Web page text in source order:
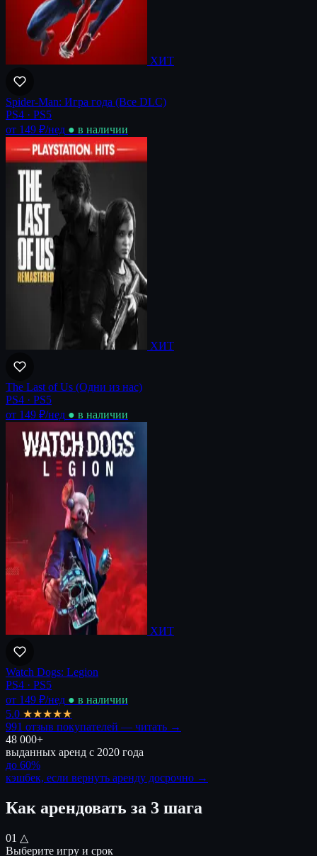
ХИТ
Spider-Man: Игра года (Все DLC)
PS4 · PS5
от 149 ₽/нед ● в наличии
ХИТ
The Last of Us (Одни из нас)
PS4 · PS5
от 149 ₽/нед ● в наличии
ХИТ
Watch Dogs: Legion
PS4 · PS5
от 149 ₽/нед ● в наличии
5.0 ★★★★★
991 отзыв покупателей — читать →
48 000+
выданных аренд с 2020 года
до 60%
кэшбек, если вернуть аренду досрочно →
Как арендовать за 3 шага
01 △
Выберите игру и срок